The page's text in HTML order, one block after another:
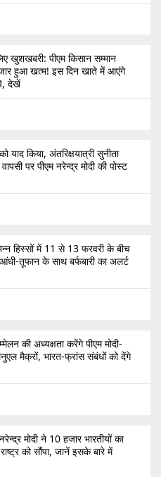
खुशखबरी: पीएम किसान सम्मान
हुआ खत्म! इस दिन खाते में आएंगे
देखें
याद किया, अंतरिक्षयात्री सुनीता
पर पीएम नरेन्द्र मोदी की पोस्ट
हिस्सों में 11 से 13 फरवरी के बीच
आंधी-तूफान के साथ बर्फबारी का अलर्ट
की अध्यक्षता करेंगे पीएम मोदी-
मैक्रों, भारत-फ्रांस संबंधों को देंगे
मोदी ने 10 हजार भारतीयों का
को सौंपा, जानें इसके बारे में